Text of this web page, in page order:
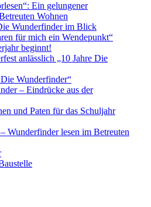
Ein gelungener
Wohnen
Wunderfinder im Blick
für mich ein Wendepunkt“
beginnt!
anlässlich „10 Jahre Die
Wunderfinder“
– Eindrücke aus der
und Paten für das Schuljahr
Wunderfinder lesen im Betreuten